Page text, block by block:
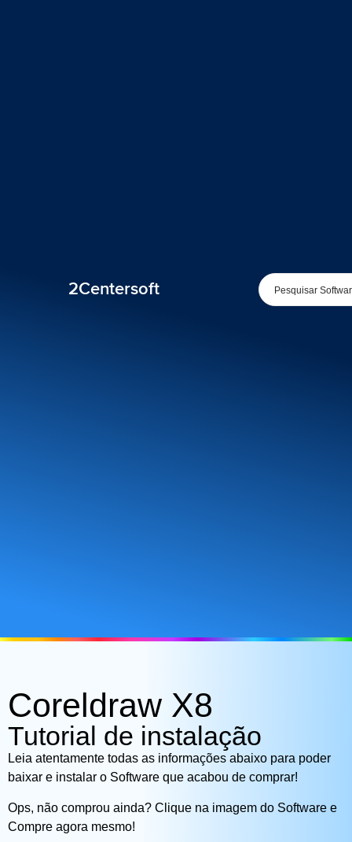
2Centersoft
Coreldraw X8
Tutorial de instalação
Leia atentamente todas as informações abaixo para poder
baixar e instalar o Software que acabou de comprar!
Ops, não comprou ainda? Clique na imagem do Software e
Compre agora mesmo!